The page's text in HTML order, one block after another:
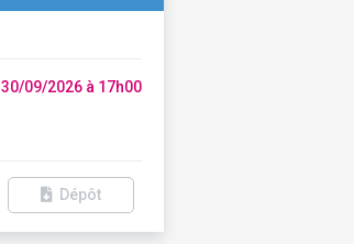
30/09/2026 à 17h00
Dépôt